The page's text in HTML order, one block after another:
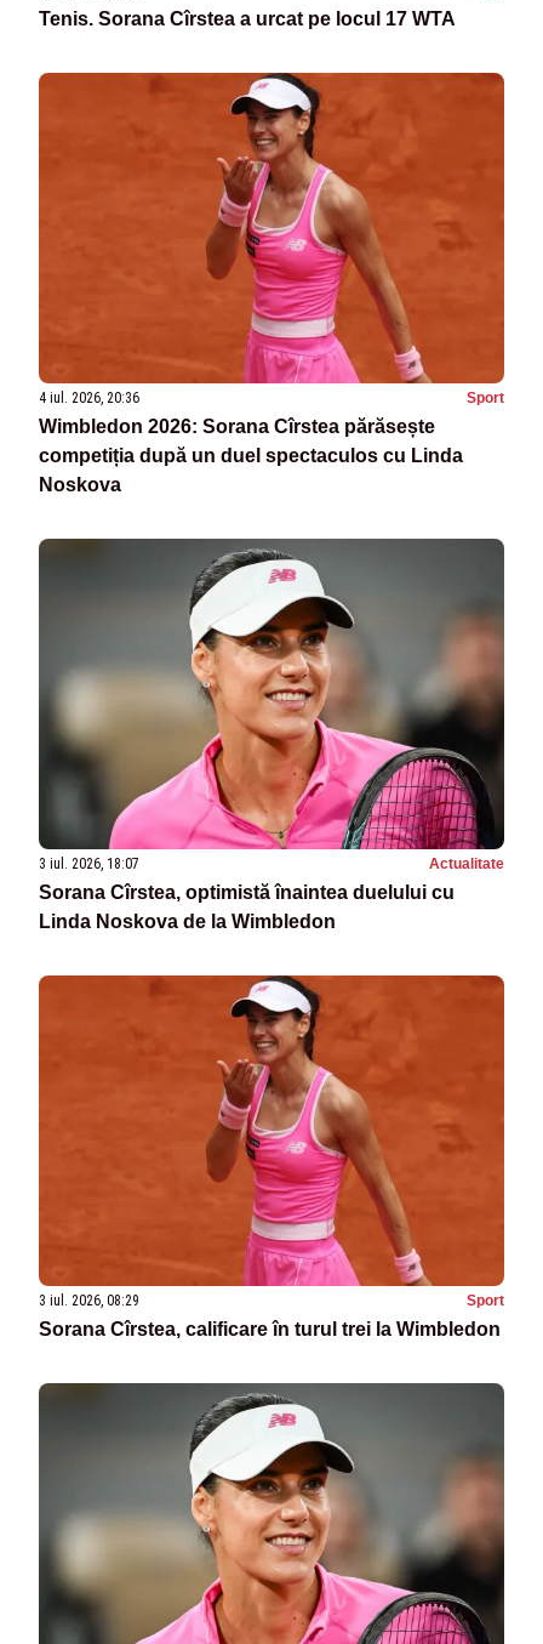
Tenis. Sorana Cîrstea a urcat pe locul 17 WTA
4 iul. 2026, 20:36 Sport
Wimbledon 2026: Sorana Cîrstea părăsește
competiția după un duel spectaculos cu Linda
Noskova
3 iul. 2026, 18:07 Actualitate
Sorana Cîrstea, optimistă înaintea duelului cu
Linda Noskova de la Wimbledon
3 iul. 2026, 08:29 Sport
Sorana Cîrstea, calificare în turul trei la Wimbledon